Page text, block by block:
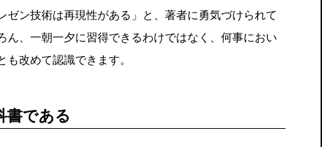
ゼン技術は再現性がある」と、著者に勇気づけられて
ん、一朝一夕に習得できるわけではなく、何事におい
改めて認識できます。
書である